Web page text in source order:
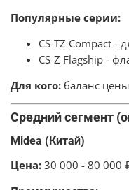
Популярные серии:
CS-TZ Compact -
CS-Z Flagship -
Для кого:баланс
Средний сегмент
Midea (Китай)
Цена:30 000 - 80 000